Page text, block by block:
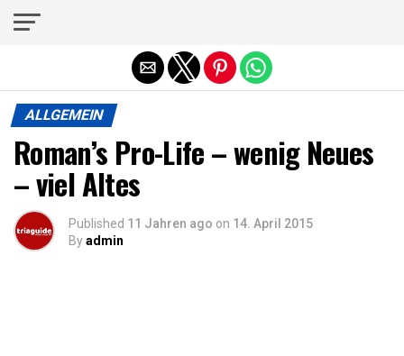
ALLGEMEIN
Roman’s Pro-Life – wenig Neues
– viel Altes
Published 11 Jahren ago on 14. April 2015
Byadmin